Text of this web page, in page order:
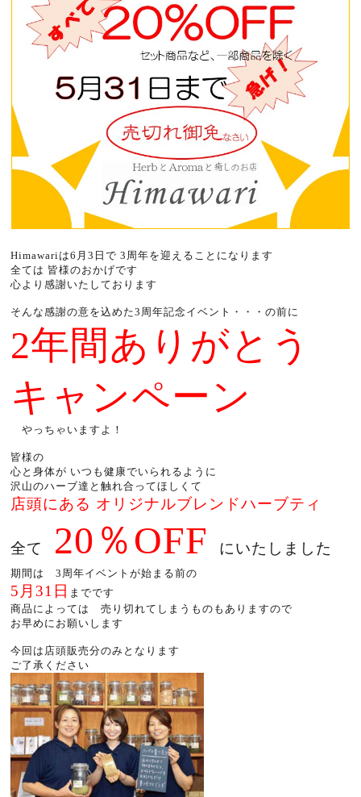
Himawariは6月3日で 3周年を迎えることになります
全ては 皆様のおかげです
心より感謝いたしております
そんな感謝の意を込めた3周年記念イベント・・・の前に
2年間ありがとう
キャンペーン
やっちゃいますよ！
皆様の
心と身体が いつも健康でいられるように
沢山のハーブ達と触れ合ってほしくて
店頭にある オリジナルブレンドハーブティ
全て 20％OFF にいたしました
期間は 3周年イベントが始まる前の
5月31日 までです
商品によっては 売り切れてしまうものもありますので
お早めにお願いします
今回は店頭販売分のみとなります
ご了承ください